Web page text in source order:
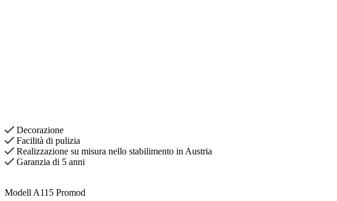
Decorazione
Facilità di pulizia
Realizzazione su misura nello stabilimento in Austria
Garanzia di 5 anni
Modell A115 Promod